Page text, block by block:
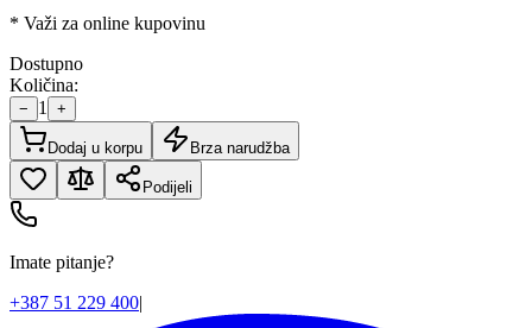
* Važi za online kupovinu
Dostupno
Količina:
− 1 +
Dodaj u korpu Brza narudžba
Podijeli
Imate pitanje?
+387 51 229 400|